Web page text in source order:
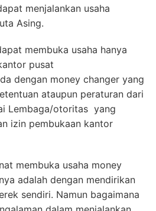
menjalankan usaha
Asing.
membuka usaha hanya
pusat
dengan money changer yang
ataupun peraturan dari
Lembaga/otoritas yang
izin pembukaan kantor
membuka usaha money
adalah dengan mendirikan
sendiri. Namun bagaimana